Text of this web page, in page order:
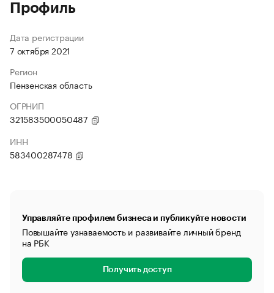
Профиль
Дата регистрации
7 октября 2021
Регион
Пензенская область
ОГРНИП
321583500050487
ИНН
583400287478
Управляйте профилем бизнеса и публикуйте новости
Повышайте узнаваемость и развивайте личный бренд
на РБК
Получить доступ